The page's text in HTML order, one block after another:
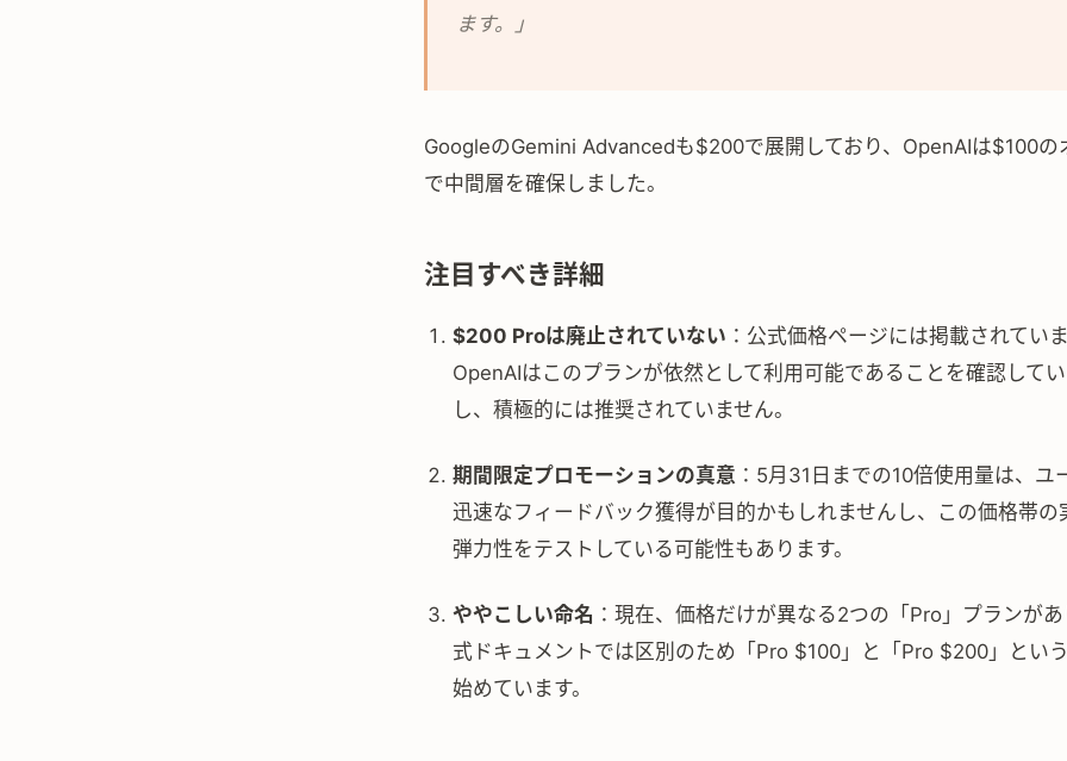
ます。」
GoogleのGemini Advancedも$200で展開しており、OpenAIは$100の
で中間層を確保しました。
注目すべき詳細
$200 Proは廃止されていない ：公式価格ページには掲載されていま
OpenAIはこのプランが依然として利用可能であることを確認して
し、積極的には推奨されていません。
期間限定プロモーションの真意 ：5月31日までの10倍使用量は、ユ
迅速なフィードバック獲得が目的かもしれませんし、この価格帯の
弾力性をテストしている可能性もあります。
ややこしい命名 ：現在、価格だけが異なる2つの「Pro」プランが
式ドキュメントでは区別のため「Pro $100」と「Pro $200」とい
始めています。